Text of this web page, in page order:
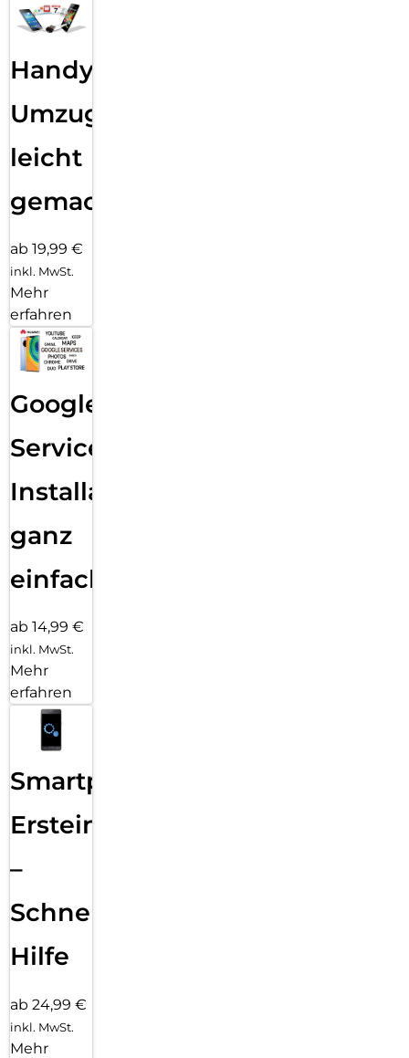
Handy
Umzug
leicht
gemacht!
ab 19,99 €
inkl. MwSt.
Mehr
erfahren
Google
Services
Installation
ganz
einfach
ab 14,99 €
inkl. MwSt.
Mehr
erfahren
Smartphone
Ersteinrichtung
–
Schnelle
Hilfe
ab 24,99 €
inkl. MwSt.
Mehr